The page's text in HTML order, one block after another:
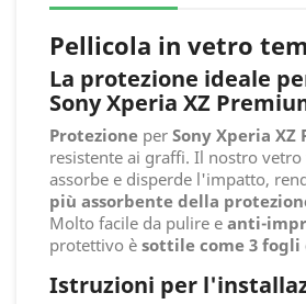
Pellicola in vetro
La protezione ideale
Sony Xperia XZ
Protezione per Sony Xperia XZ
resistente ai graffi. Il nostro
assorbe e disperde l'impatto,
più assorbente della
Molto facile da pulire e anti-
protettivo è sottile come 3 fogli
Istruzioni per